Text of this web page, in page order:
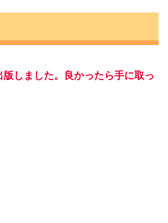
しました。良かったら手に取っ